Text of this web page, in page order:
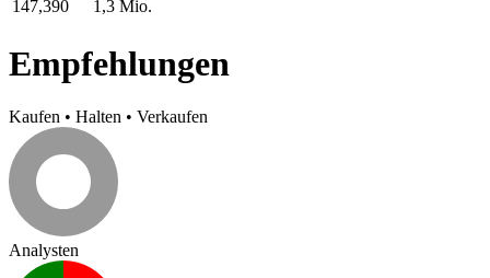
147,390
1,3 Mio.
Empfehlungen
Kaufen • Halten • Verkaufen
Analysten